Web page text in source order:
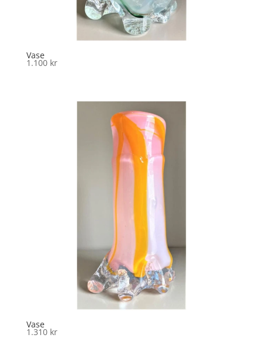
Vase
1.100 kr
Vase
1.310 kr